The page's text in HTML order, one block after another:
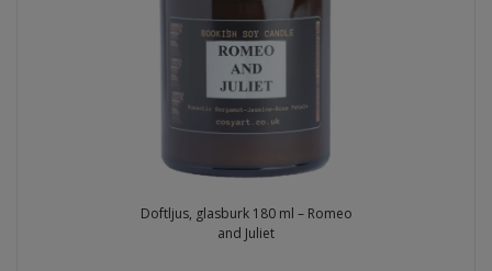
Doftljus, glasburk 180 ml – Romeo
and Juliet